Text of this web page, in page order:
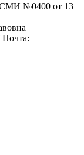
СМИ №0400 от 13
Почта: